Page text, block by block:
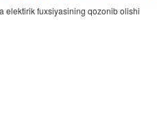
elektirik fuxsiyasining qozonib olishi